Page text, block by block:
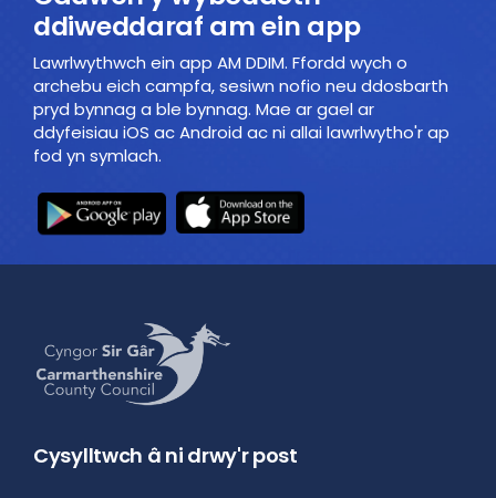
ddiweddaraf am ein app
Lawrlwythwch ein app AM DDIM. Ffordd wych o
archebu eich campfa, sesiwn nofio neu ddosbarth
pryd bynnag a ble bynnag. Mae ar gael ar
ddyfeisiau iOS ac Android ac ni allai lawrlwytho'r ap
fod yn symlach.
Cysylltwch â ni drwy'r post